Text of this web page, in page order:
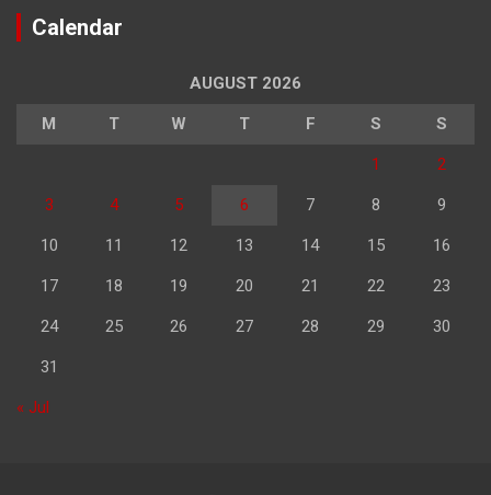
Calendar
AUGUST 2026
M T W T F S S
1 2
3 4 5 6 7 8 9
10 11 12 13 14 15 16
17 18 19 20 21 22 23
24 25 26 27 28 29 30
31
« Jul